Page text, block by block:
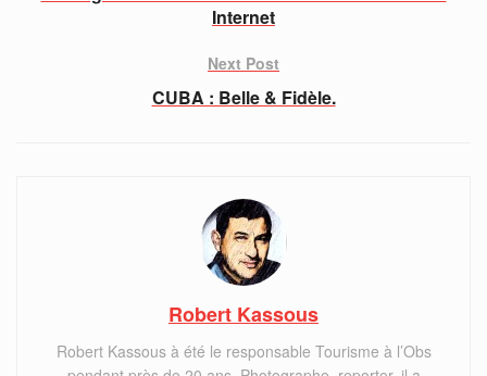
Internet
Next Post
CUBA : Belle & Fidèle.
Robert Kassous
Robert Kassous à été le responsable Tourisme à l’Obs